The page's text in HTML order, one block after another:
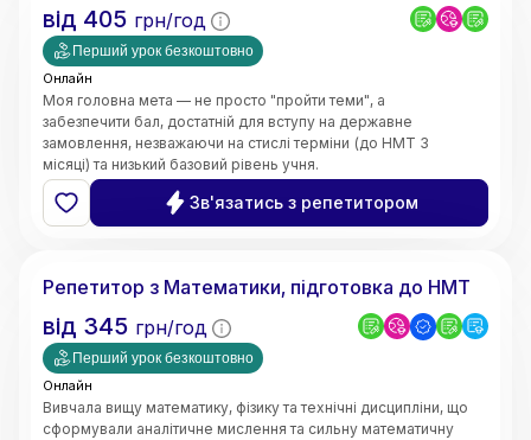
від 405 грн/год
Перший урок безкоштовно
Онлайн
Моя головна мета — не просто "пройти теми", а
забезпечити бал, достатній для вступу на державне
замовлення, незважаючи на стислі терміни (до НМТ 3
місяці) та низький базовий рівень учня.
Швидке відновлення бази знань;
Зв'язатись з репетитором
Репетитор з Математики, підготовка до НМТ
від 345 грн/год
Перший урок безкоштовно
Онлайн
Вивчала вищу математику, фізику та технічні дисципліни, що
сформували аналітичне мислення та сильну математичну